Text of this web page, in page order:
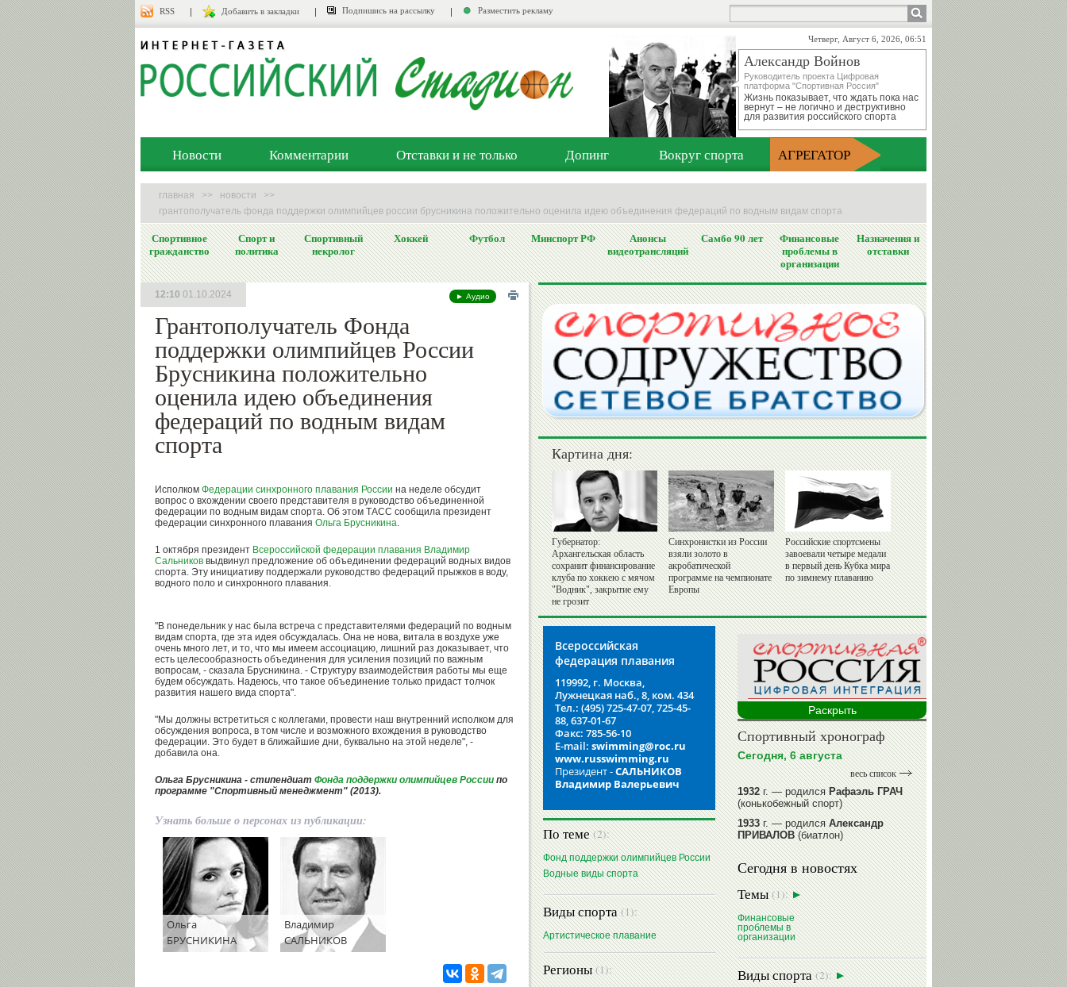
RSS Добавить в закладки Подпишись на рассылку Разместить рекламу
Четверг, Август 6, 2026, 06:51
Александр Войнов
Руководитель проекта Цифровая
платформа "Спортивная Россия"
Жизнь показывает, что ждать пока нас
вернут – не логично и деструктивно
для развития российского спорта
Новости Комментарии Отставки и не только Допинг Вокруг спорта АГРЕГАТОР
главная >> новости
>>
грантополучатель фонда поддержки олимпийцев россии брусникина положительно оценила идею объединения федераций по водным видам спорта
Спортивное
гражданство
Спорт и
политика
Спортивный
некролог
Хоккей Футбол Минспорт РФ
Анонсы
видеотрансляций
Самбо 90 лет
Финансовые
проблемы в
организации
Назначения и
отставки
► Аудио
Грантополучатель Фонда
поддержки олимпийцев России
Брусникина положительно
оценила идею объединения
федераций по водным видам
спорта
12:10 01.10.2024
Исполком Федерации синхронного плавания России на неделе обсудит
вопрос о вхождении своего представителя в руководство объединенной
федерации по водным видам спорта. Об этом ТАСС сообщила президент
федерации синхронного плавания Ольга Брусникина.
1 октября президент Всероссийской федерации плавания Владимир
Сальников выдвинул предложение об объединении федераций водных видов
спорта. Эту инициативу поддержали руководство федераций прыжков в воду,
водного поло и синхронного плавания.
"В понедельник у нас была встреча с представителями федераций по водным
видам спорта, где эта идея обсуждалась. Она не нова, витала в воздухе уже
очень много лет, и то, что мы имеем ассоциацию, лишний раз доказывает, что
есть целесообразность объединения для усиления позиций по важным
вопросам, - сказала Брусникина. - Структуру взаимодействия работы мы еще
будем обсуждать. Надеюсь, что такое объединение только придаст толчок
развития нашего вида спорта".
"Мы должны встретиться с коллегами, провести наш внутренний исполком для
обсуждения вопроса, в том числе и возможного вхождения в руководство
федерации. Это будет в ближайшие дни, буквально на этой неделе", -
добавила она.
Ольга Брусникина - стипендиат Фонда поддержки олимпийцев России по
программе "Спортивный менеджмент" (2013).
Узнать больше о персонах из публикации:
Ольга
БРУСНИКИНА
Владимир
САЛЬНИКОВ
Картина дня:
Губернатор:
Архангельская область
сохранит финансирование
клуба по хоккею с мячом
"Водник", закрытие ему
не грозит
Синхронистки из России
взяли золото в
акробатической
программе на чемпионате
Европы
Российские спортсмены
завоевали четыре медали
в первый день Кубка мира
по зимнему плаванию
Всероссийская
федерация плавания
119992, г. Москва,
Лужнецкая наб., 8, ком. 434
Тел.: (495) 725-47-07, 725-45-
88, 637-01-67
Факс: 785-56-10
E-mail: swimming@roc.ru
www.russwimming.ru
Президент -САЛЬНИКОВ
Владимир Валерьевич
По теме(2):
Фонд поддержки олимпийцев России
Водные виды спорта
Виды спорта(1):
Артистическое плавание
Регионы(1):
Раскрыть
Спортивный хронограф
Сегодня, 6 августа
весь список
1932г. — родилсяРафаэль ГРАЧ
(конькобежный спорт)
1933г. — родилсяАлександр
ПРИВАЛОВ(биатлон)
1939г. — родилсяАнатолий
ИОНОВ(хоккей)
1939г. — родилсяАнатолий
ЦАРИК(борьба вольная)
1946г. — родилсяВиктор
БАЖЕНОВ(фехтование)
читать далее
Сегодня в новостях
Темы(1):
Финансовые
проблемы в
организации
Виды спорта(2):